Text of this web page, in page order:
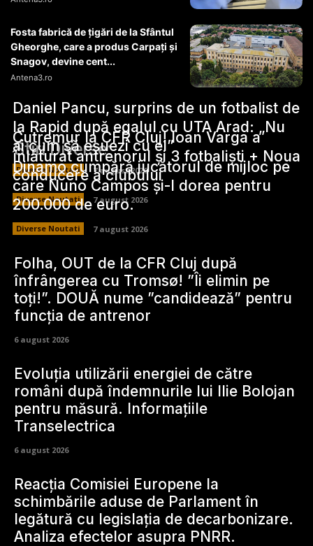
Fosta fabrică de țigări de la Sfântul
Gheorghe, care a produs Carpați și
Snagov, devine cent...
Antena3.ro
Stiri Diverse:
Daniel Pancu, surprins de un fotbalist de
la Rapid după egalul cu UTA Arad: „Nu
ai cum să eșuezi cu el”
Diverse Noutati 7 august 2026
Cutremur la CFR Cluj! Ioan Varga a
înlăturat antrenorul și 3 fotbaliști + Noua
conducere a clubului
Diverse Noutati 7 august 2026
Dinamo cumpără jucătorul de mijloc pe
care Nuno Campos și-l dorea pentru
200.000 de euro.
Diverse Noutati 7 august 2026
Folha, OUT de la CFR Cluj după
înfrângerea cu Tromsø! ”Îi elimin pe
toți!”. DOUĂ nume ”candidează” pentru
funcția de antrenor
6 august 2026
Evoluția utilizării energiei de către
români după îndemnurile lui Ilie Bolojan
pentru măsură. Informațiile
Transelectrica
6 august 2026
Reacția Comisiei Europene la
schimbările aduse de Parlament în
legătură cu legislația de decarbonizare.
Analiza efectelor asupra PNRR.